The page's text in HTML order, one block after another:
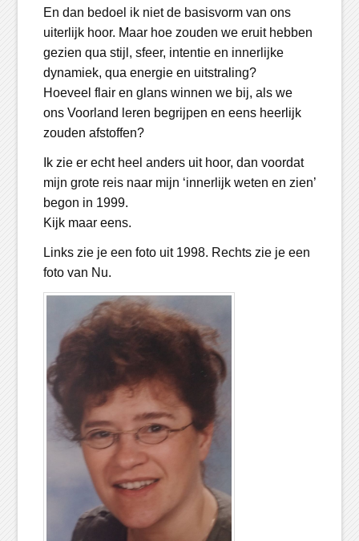
En dan bedoel ik niet de basisvorm van ons
uiterlijk hoor. Maar hoe zouden we eruit hebben
gezien qua stijl, sfeer, intentie en innerlijke
dynamiek, qua energie en uitstraling?
Hoeveel flair en glans winnen we bij, als we
ons Voorland leren begrijpen en eens heerlijk
zouden afstoffen?
Ik zie er echt heel anders uit hoor, dan voordat
mijn grote reis naar mijn ‘innerlijk weten en zien’
begon in 1999.
Kijk maar eens.
Links zie je een foto uit 1998. Rechts zie je een
foto van Nu.